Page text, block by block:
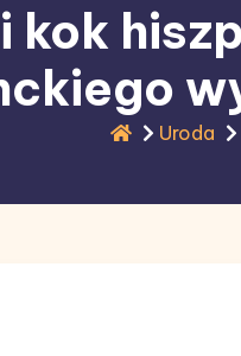
kok
Uroda